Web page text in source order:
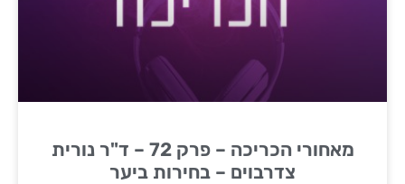
מאחורי הכריכה – פרק 72 – ד"ר נורית
צדרבוים – בחירות ביער